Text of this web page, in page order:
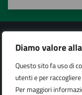
Diamo valore
Questo sito fa uso di
utenti e per
Per maggiori
Valuta
Valuta 3
Valuta 2 stelle
Valuta 1 stelle su 5
Città di